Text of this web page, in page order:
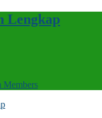
Lengkap
Members